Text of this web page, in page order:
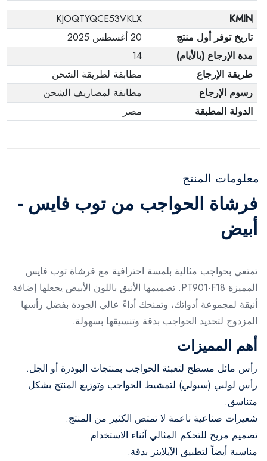
KMIN
KJOQTYQCE53VKLX
تاريخ توفر أول منتج
20 أغسطس 2025
مدة الإرجاع (بالأيام)
14
طريقة الإرجاع
مطابقة لطريقة الشحن
رسوم الإرجاع
مطابقة لمصاريف الشحن
الدولة المطبقة
مصر
معلومات المنتج
فرشاة الحواجب من توب فايس -
أبيض
تمتعي بحواجب مثالية بلمسة احترافية مع فرشاة توب فايس
المميزة PT901-F18. تصميمها الأنيق باللون الأبيض يجعلها إضافة
أنيقة لمجموعة أدواتك، وتمنحك أداءً عالي الجودة بفضل رأسها
المزدوج لتحديد الحواجب بدقة وتنسيقها بسهولة.
أهم المميزات
رأس مائل مسطح لتعبئة الحواجب بمنتجات البودرة أو الجل.
رأس لولبي (سبولي) لتمشيط الحواجب وتوزيع المنتج بشكل
متناسق.
شعيرات صناعية ناعمة لا تمتص الكثير من المنتج.
تصميم مريح للتحكم المثالي أثناء الاستخدام.
مناسبة أيضاً لتطبيق الآيلاينر بدقة.